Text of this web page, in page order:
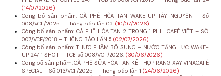
(14/07/2026)
Công bố sản phẩm: CÀ PHÊ HÒA TAN WAKE-UP TÂY NGUYÊN – Số
008/VCF/2025 – Thông báo lần 02. (10/07/2026)
Công bố sản phẩm: CÀ PHÊ HÒA TAN 2 TRONG 1 PHIL CAFÉ VIỆT – SỐ
007/VCF/2018 – THÔNG BÁO LẦN 5 (02/07/2026)
Công bố sản phẩm: THỰC PHẨM BỔ SUNG – NƯỚC TĂNG LỰC WAKE-
UP 247 1 SHOT – TCB số 008/VCF/2026. (30/06/2026)
Công bố sản phẩm: CÀ PHÊ SỮA HÒA TAN KẾT HỢP RANG XAY VINACAFÉ
SPECIAL – Số 013/VCF/2025 – Thông báo lần 1 (24/06/2026)